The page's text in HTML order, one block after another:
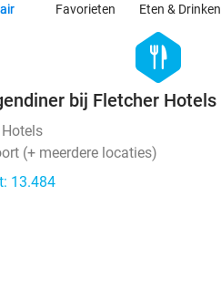
Favorieten Eten & Drinken
hexagon
food
bij Fletcher Hotels
Hotels
(+ meerdere locaties)
13.484